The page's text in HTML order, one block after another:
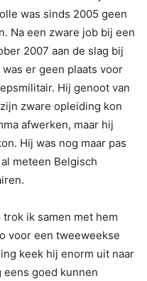
was sinds 2005 geen
Na een zware job bij een
2007 aan de slag bij
er geen plaats voor
Hij genoot van
zware opleiding kon
afwerken, maar hij
Hij was nog maar pas
meteen Belgisch
ik samen met hem
voor een tweeweekse
keek hij enorm uit naar
goed kunnen